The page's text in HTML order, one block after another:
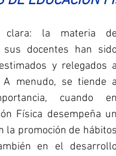
clara: la materia de
sus docentes han sido
y relegados a
menudo, se tiende a
cuando en
Física desempeña un
la promoción de hábitos
en el desarrollo